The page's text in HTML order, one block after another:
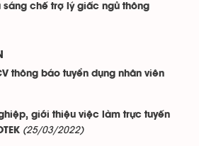
sáng chế trợ lý giấc ngủ thông
thông báo tuyển dụng nhân viên
giới thiệu việc làm trực tuyến
(25/03/2022)